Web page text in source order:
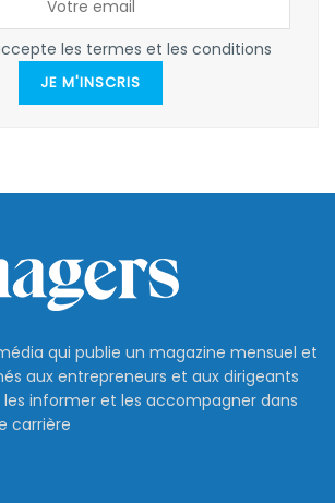
les termes et les conditions
JE M'INSCRIS
qui publie un magazine mensuel et
aux entrepreneurs et aux dirigeants
les informer et les accompagner dans
carrière